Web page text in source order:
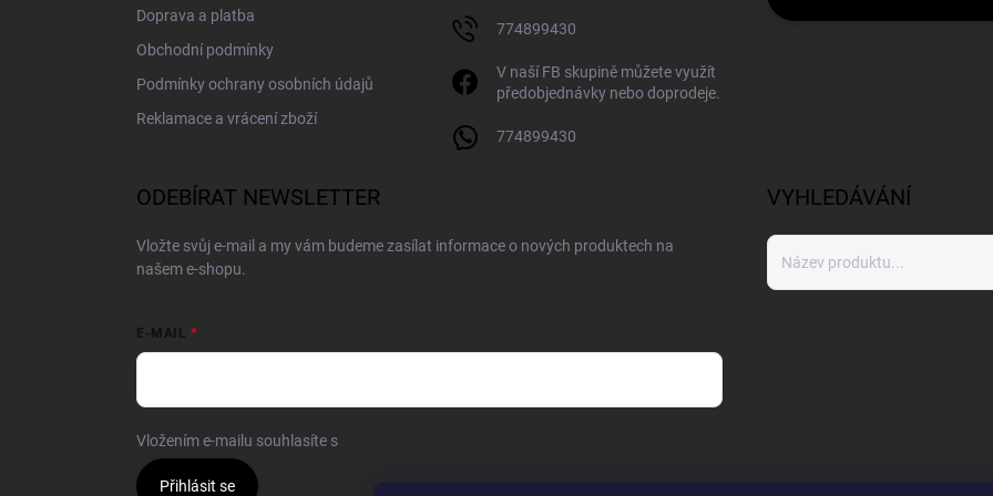
Doprava a platba
Obchodní podmínky
Podmínky ochrany osobních údajů
Reklamace a vrácení zboží
774899430
V naší FB skupině můžete využít
předobjednávky nebo doprodeje.
774899430
ODEBÍRAT NEWSLETTER
Vložte svůj e-mail a my vám budeme zasílat informace o nových produktech na
našem e-shopu.
E-MAIL
Vložením e-mailu souhlasíte s
Přihlásit se
VYHLEDÁVÁNÍ